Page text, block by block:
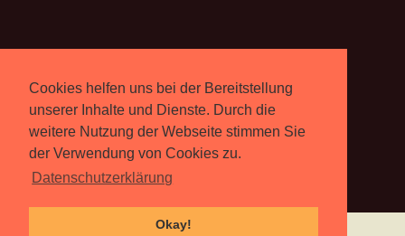
Cookies helfen uns bei der Bereitstellung
unserer Inhalte und Dienste. Durch die
weitere Nutzung der Webseite stimmen Sie
der Verwendung von Cookies zu.
Datenschutzerklärung
Okay!
Über Uns
Rebell.atberichtet seit 2003
unabhängig über Computer-
und Videospiele. ( Impressum )